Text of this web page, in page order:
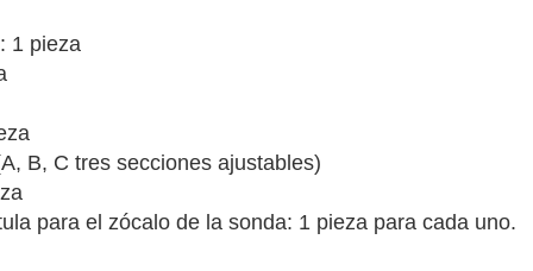
1 pieza
B, C tres secciones ajustables)
para el zócalo de la sonda: 1 pieza para cada uno.